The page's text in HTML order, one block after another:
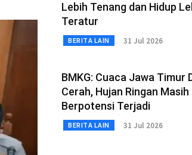
Lebih Tenang dan Hidup
Teratur
BERITA LAIN 31 Jul 2026
BMKG: Cuaca Jawa Timur
Cerah, Hujan Ringan Masih
Berpotensi Terjadi
BERITA LAIN 31 Jul 2026